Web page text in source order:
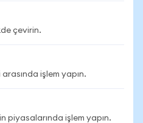
çevirin.
işlem yapın.
piyasalarında işlem yapın.